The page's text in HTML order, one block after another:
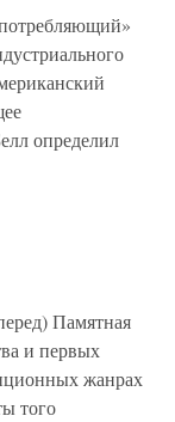
определил
Памятная
и первых
жанрах
того